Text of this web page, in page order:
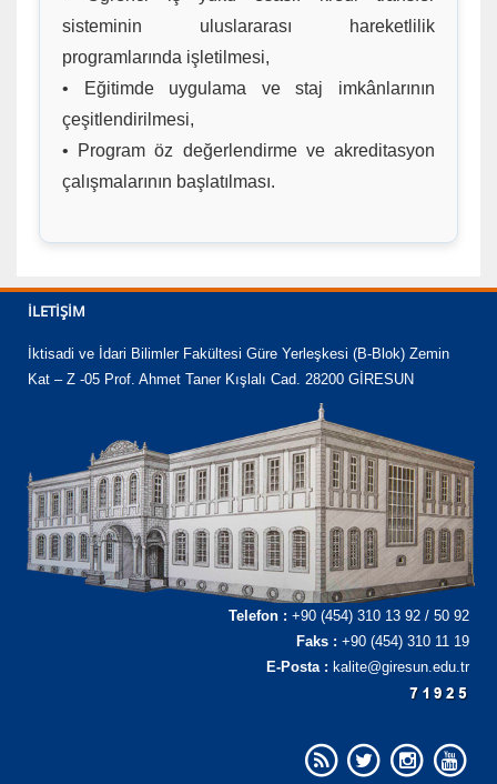
sisteminin uluslararası hareketlilik
programlarında işletilmesi,
• Eğitimde uygulama ve staj imkânlarının
çeşitlendirilmesi,
• Program öz değerlendirme ve akreditasyon
çalışmalarının başlatılması.
İLETIŞIM
İktisadi ve İdari Bilimler Fakültesi Güre Yerleşkesi (B-Blok) Zemin
Kat – Z -05 Prof. Ahmet Taner Kışlalı Cad. 28200 GİRESUN
Telefon : +90 (454) 310 13 92 / 50 92
Faks : +90 (454) 310 11 19
E-Posta : kalite@giresun.edu.tr